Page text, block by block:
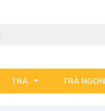
TRÀ TRÀ NGON